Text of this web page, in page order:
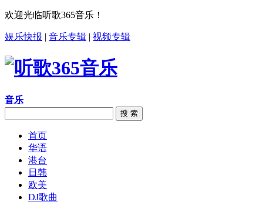
欢迎光临听歌365音乐！
娱乐快报 | 音乐专辑 | 视频专辑
音乐
搜 索
首页
华语
港台
日韩
欧美
DJ歌曲